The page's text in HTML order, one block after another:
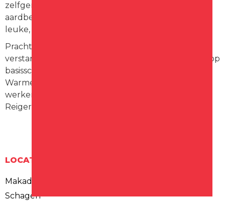
zelfgemaakte producten te koop, zoals heerlijke
aardbeivierkantjes – perfect voor bij de koffie – én
leuke, creatieve items.
Prachtwerk ondersteunt cliënten met een
verstandelijke beperking en is onder andere actief op
basisschool De Hoge Ven en in het Bolletjescafé in
Warmenhuizen, waar zij met veel zorg en plezier
werken. Ze vallen onder stichting Esdégé-
Reigersdaal 💛
LOCATIE
Makado, Versmarkt
Schagen